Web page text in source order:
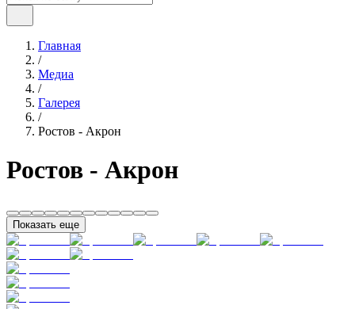
Главная
/
Медиа
/
Галерея
/
Ростов - Акрон
Ростов - Акрон
Показать еще